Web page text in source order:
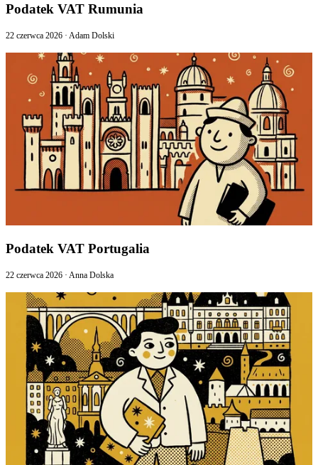
Podatek VAT Rumunia
22 czerwca 2026 · Adam Dolski
Podatek VAT Portugalia
22 czerwca 2026 · Anna Dolska